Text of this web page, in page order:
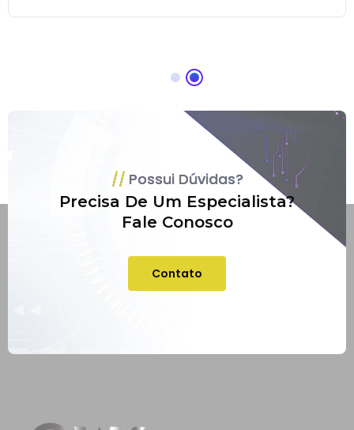
Possui Dúvidas?
Precisa De Um Especialista?
Fale Conosco
Contato